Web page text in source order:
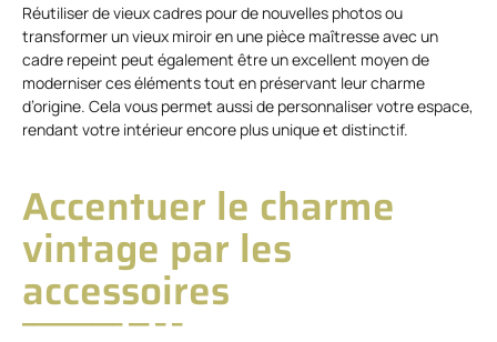
Réutiliser de vieux cadres pour de nouvelles photos ou
transformer un vieux miroir en une pièce maîtresse avec un
cadre repeint peut également être un excellent moyen de
moderniser ces éléments tout en préservant leur charme
d’origine. Cela vous permet aussi de personnaliser votre espace,
rendant votre intérieur encore plus unique et distinctif.
Accentuer le charme
vintage par les
accessoires